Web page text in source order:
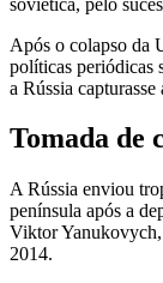
Após o colapso da
políticas periódicas
a Rússia
Tomada de
A Rússia enviou
península após a
Viktor Yanukovych,
2014.